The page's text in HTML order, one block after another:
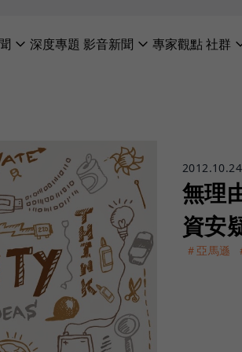
深度專題 影音新聞 專家觀點社群
2012.10.24
無理
資安
＃亞馬遜